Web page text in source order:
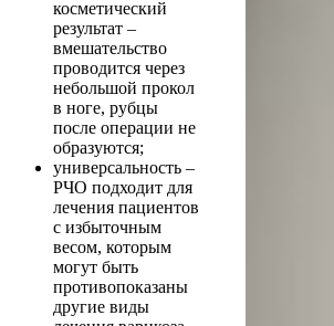
косметический
результат –
вмешательство
проводится через
небольшой прокол
в ноге, рубцы
после операции не
образуются;
универсальность –
РЧО подходит для
лечения пациентов
с избыточным
весом, которым
могут быть
противопоказаны
другие виды